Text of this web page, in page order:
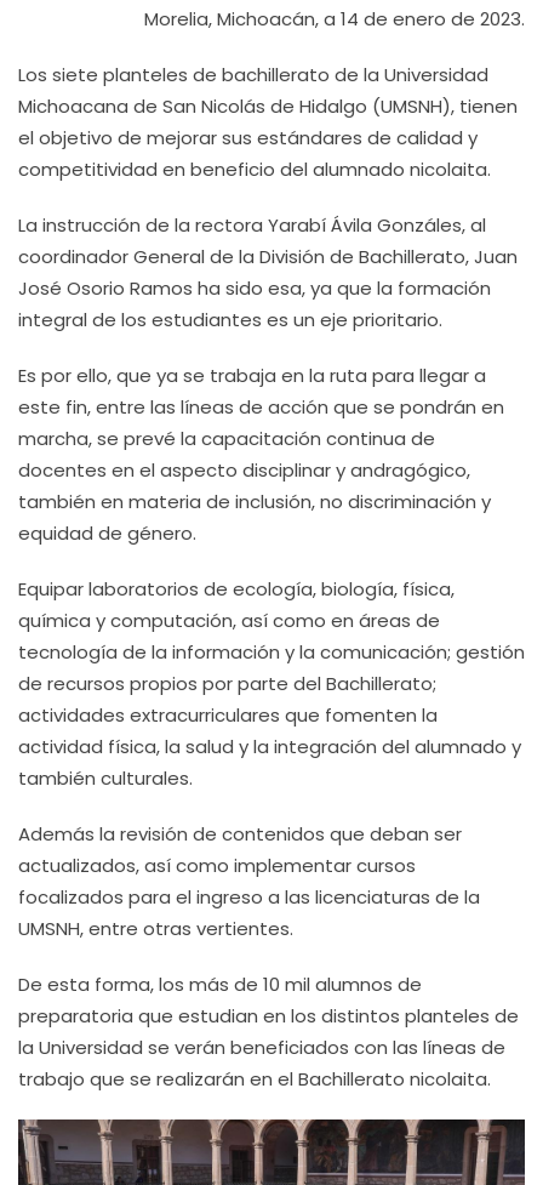
Morelia, Michoacán, a 14 de enero de 2023.
Los siete planteles de bachillerato de la Universidad
Michoacana de San Nicolás de Hidalgo (UMSNH), tienen
el objetivo de mejorar sus estándares de calidad y
competitividad en beneficio del alumnado nicolaita.
La instrucción de la rectora Yarabí Ávila Gonzáles, al
coordinador General de la División de Bachillerato, Juan
José Osorio Ramos ha sido esa, ya que la formación
integral de los estudiantes es un eje prioritario.
Es por ello, que ya se trabaja en la ruta para llegar a
este fin, entre las líneas de acción que se pondrán en
marcha, se prevé la capacitación continua de
docentes en el aspecto disciplinar y andragógico,
también en materia de inclusión, no discriminación y
equidad de género.
Equipar laboratorios de ecología, biología, física,
química y computación, así como en áreas de
tecnología de la información y la comunicación; gestión
de recursos propios por parte del Bachillerato;
actividades extracurriculares que fomenten la
actividad física, la salud y la integración del alumnado y
también culturales.
Además la revisión de contenidos que deban ser
actualizados, así como implementar cursos
focalizados para el ingreso a las licenciaturas de la
UMSNH, entre otras vertientes.
De esta forma, los más de 10 mil alumnos de
preparatoria que estudian en los distintos planteles de
la Universidad se verán beneficiados con las líneas de
trabajo que se realizarán en el Bachillerato nicolaita.